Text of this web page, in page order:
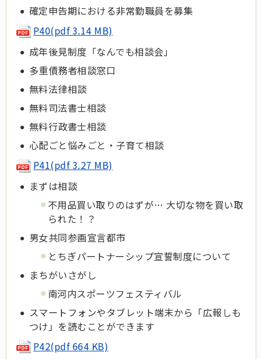
確定申告期における非常勤職員を募集
P40(pdf 3.14 MB)
成年後見制度「なんでも相談会」
多重債務者相談窓口
無料法律相談
無料司法書士相談
無料行政書士相談
心配ごと悩みごと・子育て相談
P41(pdf 3.27 MB)
まずは相談
不用品買い取りのはずが… 大切な物を買い取
られた！？
男女共同参画宣言都市
とちぎパートナーシップ宣誓制度について
まちがいさがし
南河内スポーツフェスティバル
スマートフォンやタブレット端末から「広報しも
つけ」を読むことができます
P42(pdf 664 KB)